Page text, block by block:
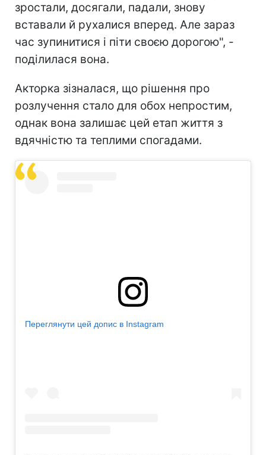
зростали, досягали, падали, знову
вставали й рухалися вперед. Але зараз
час зупинитися і піти своєю дорогою", -
поділилася вона.
Акторка зізналася, що рішення про
розлучення стало для обох непростим,
однак вона залишає цей етап життя з
вдячністю та теплими спогадами.
Переглянути цей допис в Instagram